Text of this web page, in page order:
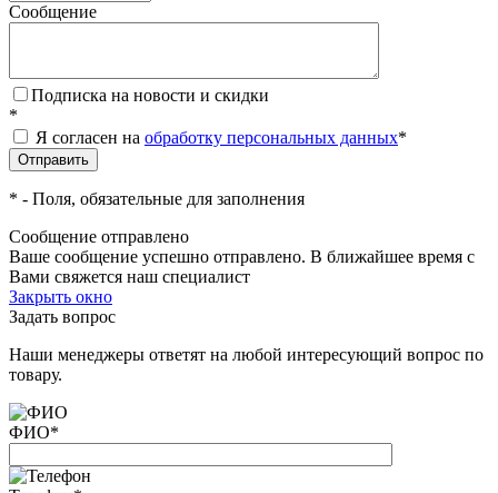
Сообщение
Подписка на новости и скидки
*
Я согласен на обработку персональных данных*
* - Поля, обязательные для заполнения
Сообщение отправлено
Ваше сообщение успешно отправлено. В ближайшее время с
Вами свяжется наш специалист
Закрыть окно
Задать вопрос
Наши менеджеры ответят на любой интересующий вопрос по
товару.
ФИО*